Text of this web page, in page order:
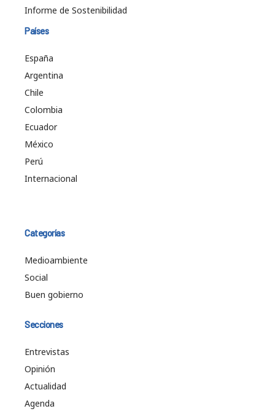
Informe de Sostenibilidad
Países
España
Argentina
Chile
Colombia
Ecuador
México
Perú
Internacional
Categorías
Medioambiente
Social
Buen gobierno
Secciones
Entrevistas
Opinión
Actualidad
Agenda